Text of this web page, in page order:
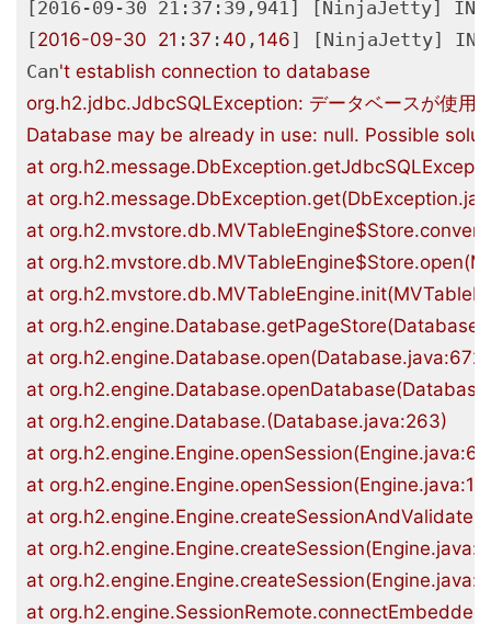
[2016-09-30 21:37:39,941] [NinjaJetty]
[2016-09-30 21 : 37 : 40 , 146 ] [NinjaJetty]
Can't establish connection to database
org.h2.jdbc.JdbcSQLException: データベースが使用
Database may be already in use: null. Possible
at
at
at
at
at
at
at org.h2.engine.Database.open(Database.java:672)
at
at org.h2.engine.Database.(Database.java:263)
at
at
at
at
at
at